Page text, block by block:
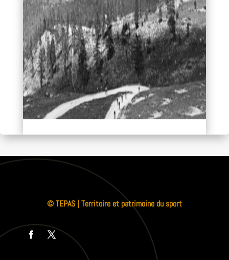
© TEPAS | Territoire et patrimoine du sport